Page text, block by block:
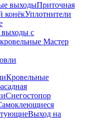
выходыПриточная
конёкУплотнители
с
Мастер
Кровельные
Снегостопор
Выход на